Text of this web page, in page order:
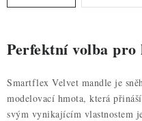
Nepřevzetí zásilky na dobírku
Podmínky ochrany osobních
Perfektní volba
Smartflex Velvet mandle je
modelovací hmota, která
svým vynikajícím vlastnostem